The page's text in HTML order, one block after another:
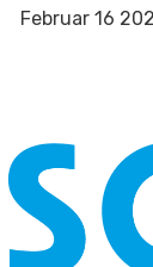
Februar 16